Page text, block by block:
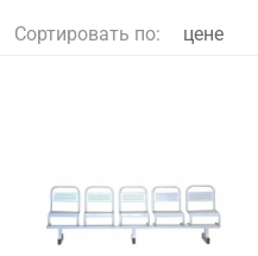
Сортировать по: цене